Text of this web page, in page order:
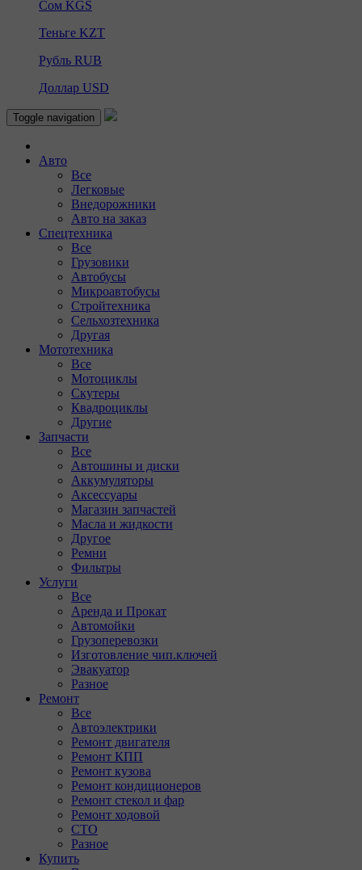
Сом KGS
Теньге KZT
Рубль RUB
Доллар USD
Toggle navigation
Авто
Все
Легковые
Внедорожники
Авто на заказ
Спецтехника
Все
Грузовики
Автобусы
Микроавтобусы
Стройтехника
Сельхозтехника
Другая
Мототехника
Все
Мотоциклы
Скутеры
Квадроциклы
Другие
Запчасти
Все
Автошины и диски
Аккумуляторы
Аксессуары
Магазин запчастей
Масла и жидкости
Другое
Ремни
Фильтры
Услуги
Все
Аренда и Прокат
Автомойки
Грузоперевозки
Изготовление чип.ключей
Эвакуатор
Разное
Ремонт
Все
Автоэлектрики
Ремонт двигателя
Ремонт КПП
Ремонт кузова
Ремонт кондиционеров
Ремонт стекол и фар
Ремонт ходовой
СТО
Разное
Купить